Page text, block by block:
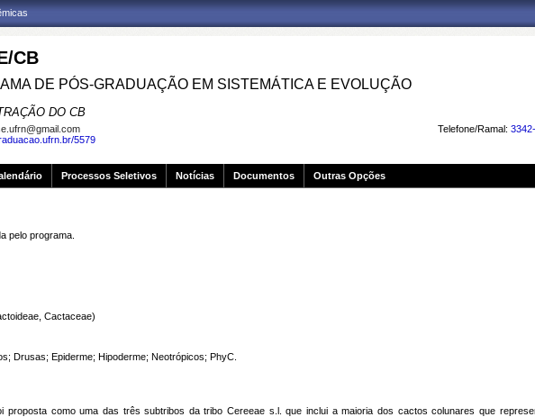
CB
DE PÓS-GRADUAÇÃO EM SISTEMÁTICA E EVOLUÇÃO
DO CB
Telefone/Ramal:
5579
Processos Seletivos Notícias Documentos Outras Opções
pelo programa.
Cactaceae)
Drusas; Epiderme; Hipoderme; Neotrópicos; PhyC.
proposta como uma das três subtribos da tribo Cereeae s.l. que inclui a maioria dos cactos colunares que